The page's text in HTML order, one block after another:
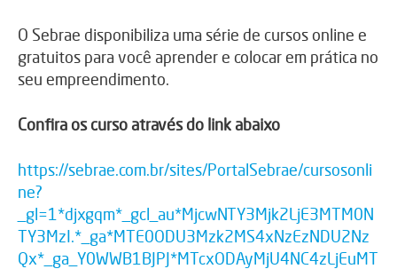
O Sebrae disponibiliza uma série de cursos online e
gratuitos para você aprender e colocar em prática no
seu empreendimento.
Confira os curso através do link abaixo
https://sebrae.com.br/sites/PortalSebrae/cursosonli
ne?
_gl=1*djxgqm*_gcl_au*MjcwNTY3Mjk2LjE3MTM0N
TY3MzI.*_ga*MTE0ODU3Mzk2MS4xNzEzNDU2Nz
Qx*_ga_Y0WWB1BJPJ*MTcxODAyMjU4NC4zLjEuMT